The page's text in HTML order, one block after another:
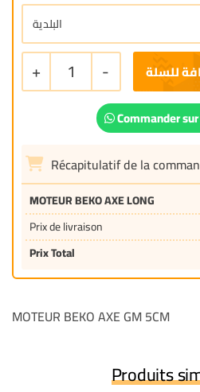
+ 1 - للسلة
Commander
Récapitulatif de la
MOTEUR BEKO AXE LONG
Prix de livraison
Prix Total
MOTEUR BEKO AXE GM 5CM
Produits